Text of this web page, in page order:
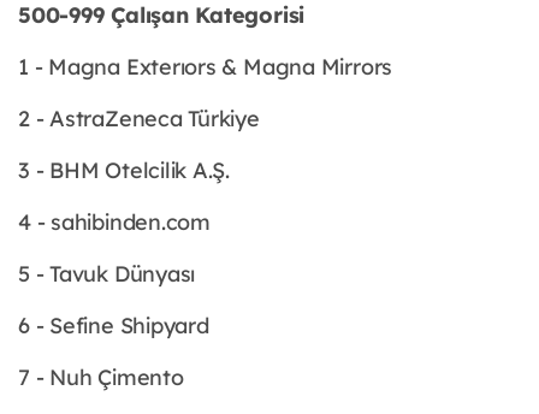
500-999 Çalışan Kategorisi
1 - Magna Exterıors & Magna Mirrors
2 - AstraZeneca Türkiye
3 - BHM Otelcilik A.Ş.
4 - sahibinden.com
5 - Tavuk Dünyası
6 - Sefine Shipyard
7 - Nuh Çimento